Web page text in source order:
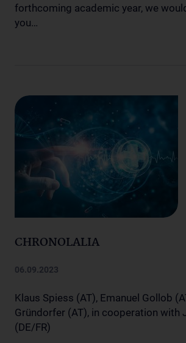
forthcoming academic year, we
you…
CHRONOLALIA
06.09.2023
Klaus Spiess (AT), Emanuel Gollob
Gründorfer (AT), in cooperation with
(DE/FR)